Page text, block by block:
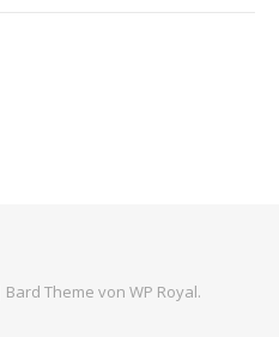
Bard Theme von WP Royal.